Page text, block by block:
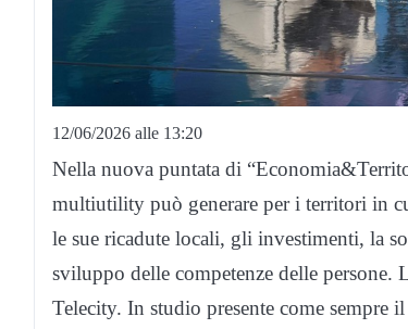
12/06/2026 alle 13:20
Nella nuova puntata di
multiutility può generare per i territori in
le sue ricadute locali, gli investimenti, la
sviluppo delle competenze delle persone.
Telecity. In studio presente come sempre